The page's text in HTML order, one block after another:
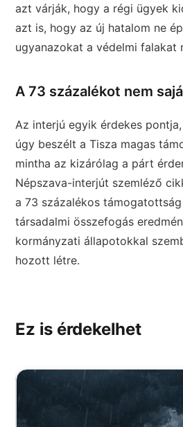
azt várják, hogy a régi ügyek
azt is, hogy az új hatalom ne
ugyanazokat a védelmi falakat
A 73 százalékot nem
Az interjú egyik érdekes
úgy beszélt a Tisza magas
mintha az kizárólag a párt
Népszava-interjút szemléző
a 73 százalékos
társadalmi összefogás
kormányzati állapotokkal
hozott létre.
Ez is érdekelhet